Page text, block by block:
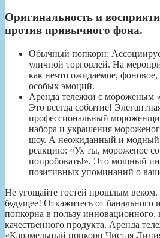
Оригинальность и
против привычного фона.
Обычный попкорн:
уличной торговлей. На
как нечто ожидаемое, фоновое,
особых эмоций.
Аренда тележки с мороженым
Это всегда событие!
профессиональный
набора и украшения
шоу. А неожиданный и модный
реакцию: «Ух ты, мороженое
попробовать!». Это мощный
позитивных упоминаний о
Не угощайте гостей прошлым веком.
будущее! Откажитесь от банального
попкорна в пользу инновационного,
качественного продукта. Аренда
«Карамельный попкорн Чистая